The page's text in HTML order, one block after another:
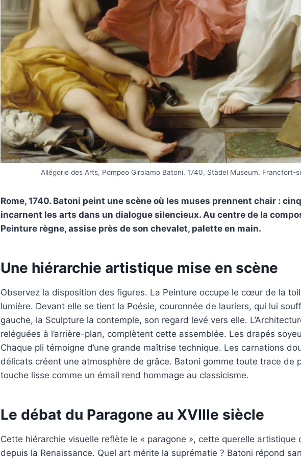
Allégorie des Arts, Pompeo Girolamo Batoni, 1740, Städel Museum, Francfort-
Rome, 1740. Batoni peint une scène où les muses prennent chair :
incarnent les arts dans un dialogue silencieux. Au centre de la
Peinture règne, assise près de son chevalet, palette en main.
Une hiérarchie artistique mise en scène
Observez la disposition des figures. La Peinture occupe le cœur de la
lumière. Devant elle se tient la Poésie, couronnée de lauriers, qui lui
gauche, la Sculpture la contemple, son regard levé vers elle.
reléguées à l’arrière-plan, complètent cette assemblée. Les drapés
Chaque pli témoigne d’une grande maîtrise technique. Les carnations
délicats créent une atmosphère de grâce. Batoni gomme toute trace de
touche lisse comme un émail rend hommage au classicisme.
Le débat du Paragone au XVIIIe siècle
Cette hiérarchie visuelle reflète le « paragone », cette querelle artistique
depuis la Renaissance. Quel art mérite la suprématie ? Batoni répond